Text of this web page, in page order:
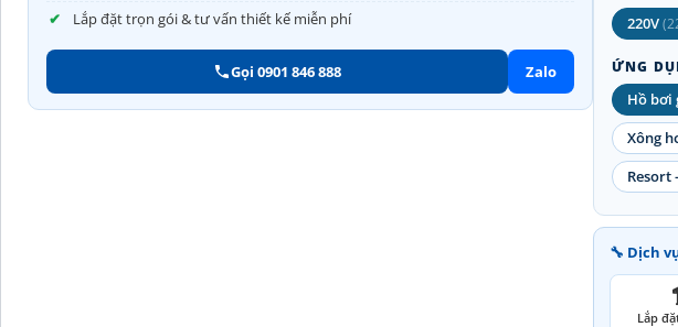
Lắp đặt trọn gói & tư vấn thiết kế miễn phí
Gọi 0901 846 888 Zalo
220V
ỨNG
Hồ bơi
Xông
Resort
🔧 Dịch
Lắp